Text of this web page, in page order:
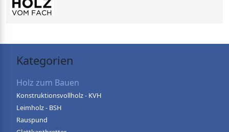
Kategorien
Holz zum Bauen
Konstruktionsvollholz - KVH
Leimholz - BSH
Rauspund